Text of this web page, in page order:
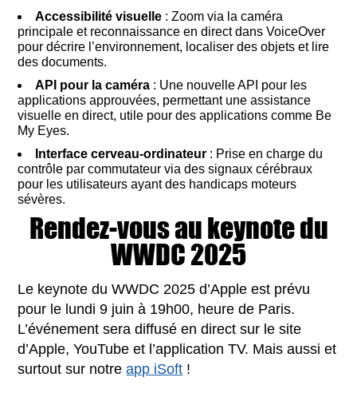
Accessibilité visuelle : Zoom via la caméra
principale et reconnaissance en direct dans VoiceOver
pour décrire l’environnement, localiser des objets et lire
des documents.
API pour la caméra : Une nouvelle API pour les
applications approuvées, permettant une assistance
visuelle en direct, utile pour des applications comme Be
My Eyes.
Interface cerveau-ordinateur : Prise en charge du
contrôle par commutateur via des signaux cérébraux
pour les utilisateurs ayant des handicaps moteurs
sévères.
Rendez-vous au keynote du
WWDC 2025
Le keynote du WWDC 2025 d’Apple est prévu
pour le lundi 9 juin à 19h00, heure de Paris.
L’événement sera diffusé en direct sur le site
d’Apple, YouTube et l’application TV. Mais aussi et
surtout sur notreapp iSoft !